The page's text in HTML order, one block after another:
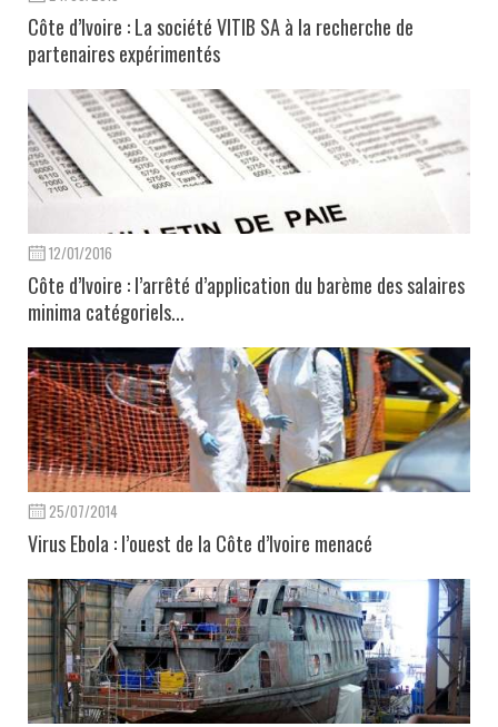
Côte d’Ivoire : La société VITIB SA à la recherche de
partenaires expérimentés
12/01/2016
Côte d’Ivoire : l’arrêté d’application du barème des salaires
minima catégoriels...
25/07/2014
Virus Ebola : l’ouest de la Côte d’Ivoire menacé